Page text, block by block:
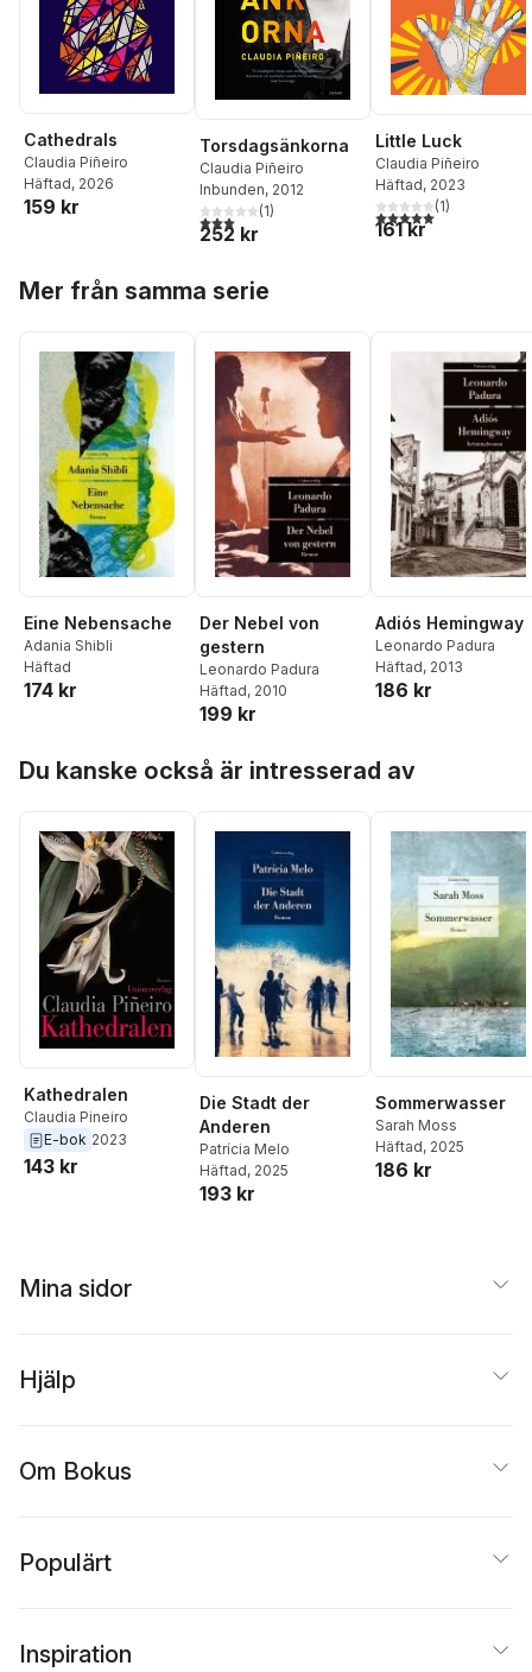
Cathedrals
Claudia Piñeiro
Häftad, 2026
159 kr
Torsdagsänkorna
Claudia Piñeiro
Inbunden, 2012
3,0utav 5 stjärnor. Totalt antal röster:
(1)
252 kr
Little Luck
Claudia Piñeiro
Häftad, 2023
5,0utav 5 stjärnor.
(1)
161 kr
Mer från samma serie
Eine Nebensache
Adania Shibli
Häftad
174 kr
Der Nebel von
gestern
Leonardo Padura
Häftad, 2010
199 kr
Adiós Hemingway
Leonardo Padura
Häftad, 2013
186 kr
Du kanske också är intresserad av
Kathedralen
Claudia Pineiro
E-bok 2023
143 kr
Die Stadt der
Anderen
Patrícia Melo
Häftad, 2025
193 kr
Sommerwasser
Sarah Moss
Häftad, 2025
186 kr
Mina sidor
Hjälp
Om Bokus
Populärt
Inspiration